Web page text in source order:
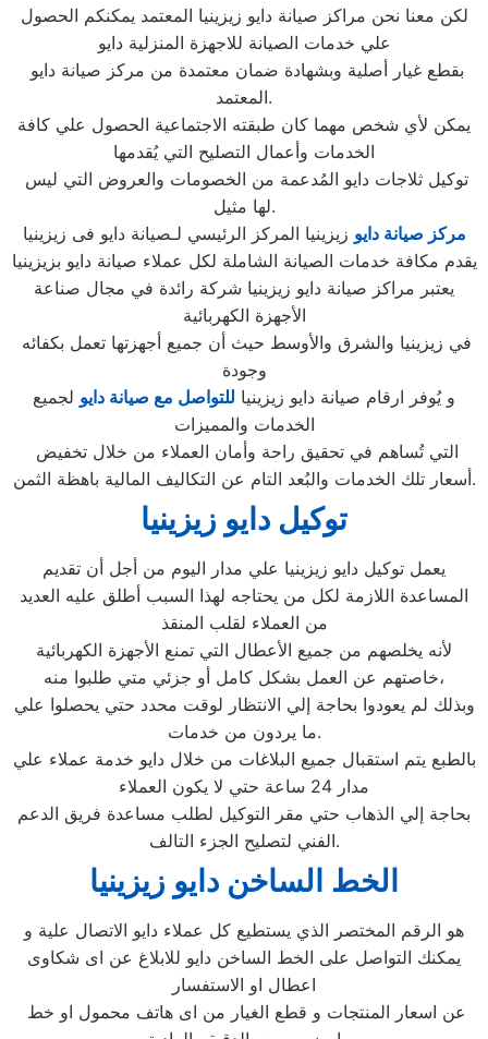
لكن معنا نحن مراكز صيانة دايو زيزينيا المعتمد يمكنكم الحصول
علي خدمات الصيانة للاجهزة المنزلية دايو
المعتمد.
يمكن لأي شخص مهما كان طبقته الاجتماعية الحصول علي كافة
الخدمات وأعمال التصليح التي يُقدمها
لها مثيل.
مركز صيانة دايو زيزينيا المركز الرئيسي لـصيانة دايو فى زيزينيا
يقدم مكافة خدمات الصيانة الشاملة لكل عملاء صيانة دايو بزيزينيا
يعتبر مراكز صيانة دايو زيزينيا شركة رائدة في مجال صناعة
الأجهزة الكهربائية
وجودة
و يُوفر ارقام صيانة دايو زيزينيا للتواصل مع صيانة دايو لجميع
الخدمات والمميزات
أسعار تلك الخدمات والبُعد التام عن التكاليف المالية باهظة الثمن.
توكيل دايو زيزينيا
يعمل توكيل دايو زيزينيا علي مدار اليوم من أجل أن تقديم
المساعدة اللازمة لكل من يحتاجه لهذا السبب أطلق عليه العديد
من العملاء لقلب المنقذ
لأنه يخلصهم من جميع الأعطال التي تمنع الأجهزة الكهربائية
خاصتهم عن العمل بشكل كامل أو جزئي متي طلبوا منه،
وبذلك لم يعودوا بحاجة إلي الانتظار لوقت محدد حتي يحصلوا علي
ما يردون من خدمات.
بالطبع يتم استقبال جميع البلاغات من خلال دايو خدمة عملاء علي
مدار 24 ساعة حتي لا يكون العملاء
بحاجة إلي الذهاب حتي مقر التوكيل لطلب مساعدة فريق الدعم
الفني لتصليح الجزء التالف.
الخط الساخن دايو زيزينيا
هو الرقم المختصر الذي يستطيع كل عملاء دايو الاتصال علية و
يمكنك التواصل على الخط الساخن دايو للابلاغ عن اى شكاوى
اعطال او الاستفسار